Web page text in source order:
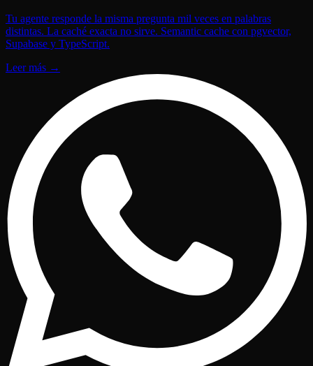
Tu agente responde la misma pregunta mil veces en palabras
distintas. La caché exacta no sirve. Semantic cache con pgvector,
Supabase y TypeScript.
Leer más →